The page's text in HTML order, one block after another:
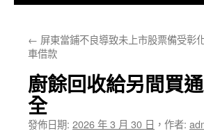
要
容
← 屏東當鋪不良導致未上市股票備受彰
車借款
廚餘回收給另間買
全
發佈日期: 2026 年 3 月 30 日 ， 作者: